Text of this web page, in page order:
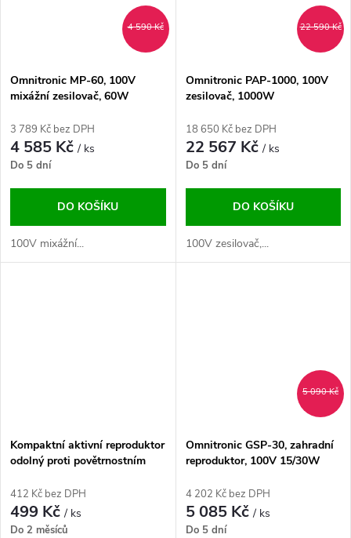
4 590 Kč
Omnitronic MP-60, 100V
mixážní zesilovač, 60W
3 789 Kč bez DPH
4 585 Kč/ ks
Do 5 dní
DO KOŠÍKU
100V mixážní...
22 590 Kč
Omnitronic PAP-1000, 100V
zesilovač, 1000W
18 650 Kč bez DPH
22 567 Kč/ ks
Do 5 dní
DO KOŠÍKU
100V zesilovač,...
Kompaktní aktivní reproduktor
odolný proti povětrnostním
412 Kč bez DPH
499 Kč/ ks
Do 2 měsíců
5 090 Kč
Omnitronic GSP-30, zahradní
reproduktor, 100V 15/30W
4 202 Kč bez DPH
5 085 Kč/ ks
Do 5 dní